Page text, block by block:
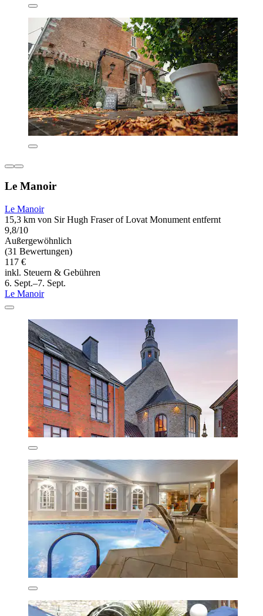
Le Manoir
Le Manoir
15,3 km von Sir Hugh Fraser of Lovat Monument entfernt
9,8/10
Außergewöhnlich
(31 Bewertungen)
117 €
inkl. Steuern & Gebühren
6. Sept.–7. Sept.
Le Manoir